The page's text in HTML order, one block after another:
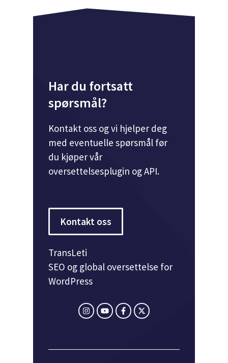
Har du fortsatt
spørsmål?
Kontakt oss og vi hjelper deg
med eventuelle spørsmål før
du kjøper vår
oversettelsesplugin og API.
Kontakt oss
TransLeti
SEO og global oversettelse for
WordPress